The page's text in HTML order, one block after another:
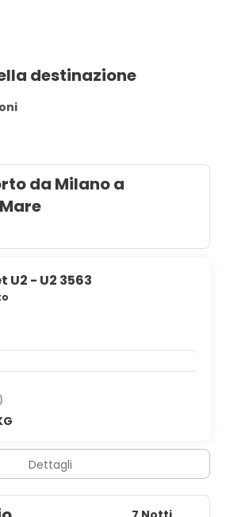
destinazione
da Milano a
U2 - U2 3563
Dettagli